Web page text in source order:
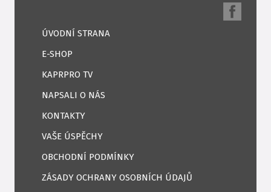
ÚVODNÍ STRANA
E-SHOP
KAPRPRO TV
NAPSALI O NÁS
KONTAKTY
VAŠE ÚSPĚCHY
OBCHODNÍ PODMÍNKY
ZÁSADY OCHRANY OSOBNÍCH ÚDAJŮ